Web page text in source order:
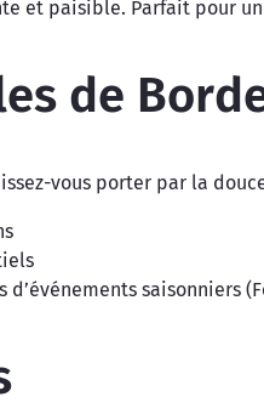
et paisible. Parfait pour
de
vous porter par la
d’événements saisonniers